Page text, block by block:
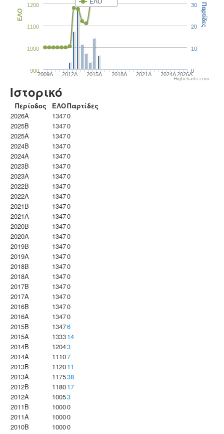
ΕΛΟ
2009A 2012A 2015A 2018A 2021A 2024A2026A
900
1000
1100
1200
ΕΛΟ
0
10
20
30 Παρτίδες
Highcharts.com
Ιστορικό
Περίοδος ΕΛΟΠαρτίδες
2026A
13470
2025B
13470
2025A
13470
2024B
13470
2024A
13470
2023B
13470
2023Α
13470
2022B
13470
2022A
13470
2021B
13470
2021A
13470
2020B
13470
2020A
13470
2019B
13470
2019A
13470
2018B
13470
2018A
13470
2017B
13470
2017A
13470
2016B
13470
2016A
13470
2015B
13476
2015A
133314
2014B
12043
2014A
11107
2013B
112011
2013A
117538
2012B
118017
2012A
10053
2011B
10000
2011A
10000
2010B
10000